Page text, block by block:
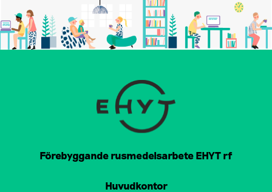
Förebyggande rusmedelsarbete EHYT rf
Huvudkontor